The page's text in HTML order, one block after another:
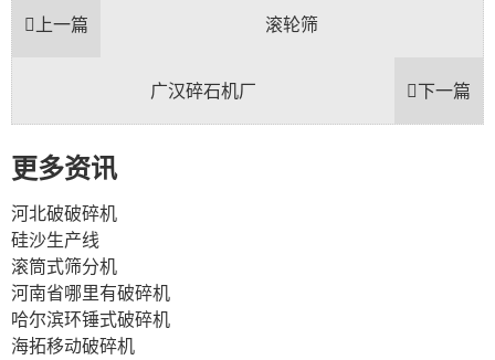
上一篇 滚轮筛
下一篇
广汉碎石机厂
更多资讯
河北破破碎机
硅沙生产线
滚筒式筛分机
河南省哪里有破碎机
哈尔滨环锤式破碎机
海拓移动破碎机